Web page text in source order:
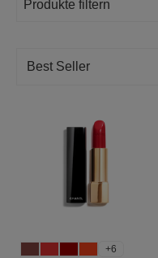
Produkte filtern
+6